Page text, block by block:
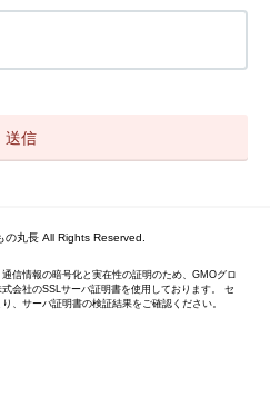
丸長 All Rights Reserved.
通信情報の暗号化と実在性の証明のため、GMOグロ
会社のSSLサーバ証明書を使用しております。 セ
、サーバ証明書の検証結果をご確認ください。